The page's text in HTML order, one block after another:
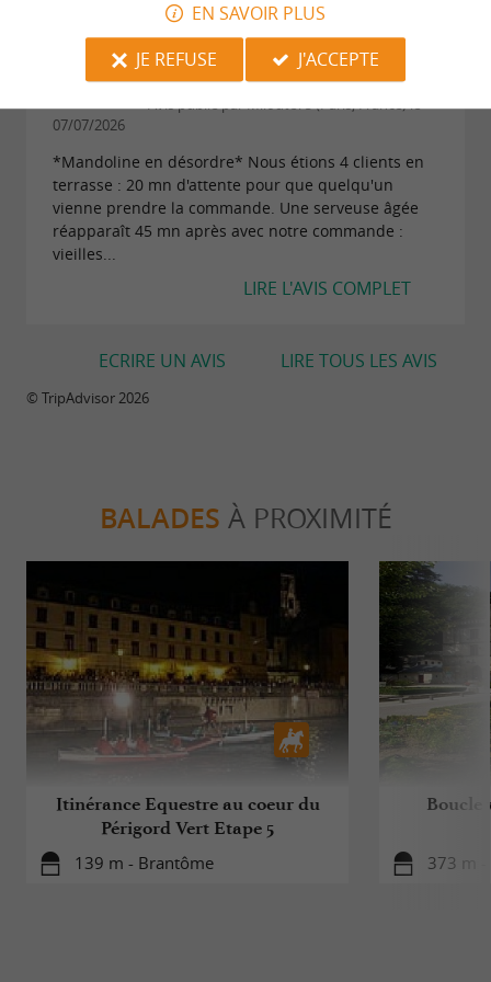
LIRE L'AVIS COMPLET
"Crêpes sens dessus dessous..."
Avis publié par Miloute75 (Paris, France) le
07/07/2026
*Mandoline en désordre* Nous étions 4 clients en
terrasse : 20 mn d'attente pour que quelqu'un
vienne prendre la commande. Une serveuse âgée
réapparaît 45 mn après avec notre commande :
vieilles...
LIRE L'AVIS COMPLET
LIRE TOUS LES AVIS
ECRIRE UN AVIS
© TripAdvisor 2026
BALADES À PROXIMITÉ
Itinérance Equestre au coeur du
Périgord Vert Etape 5
139 m - Brantôme
Boucle
373 m
EN SAVOIR PLUS
JE REFUSE
J'ACCEPTE